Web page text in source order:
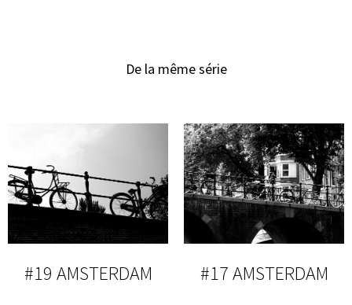
De la même série
#19 AMSTERDAM #17 AMSTERDAM